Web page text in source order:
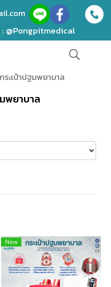
: @Pongpitmedical
กระเป๋าปฐมพยาบาล
พยาบาล
New